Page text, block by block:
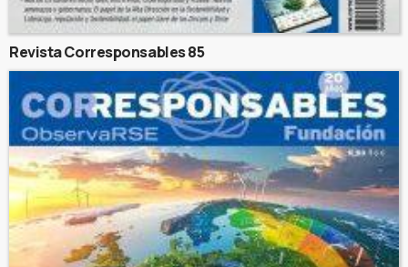
Revista Corresponsables 85